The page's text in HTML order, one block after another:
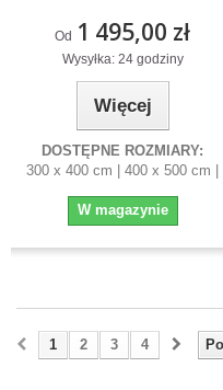
Od 1 495,00 zł
Wysyłka: 24 godziny
Więcej
DOSTĘPNE ROZMIARY:
300 x 400 cm | 400 x 500 cm |
W magazynie
1 2 3 4